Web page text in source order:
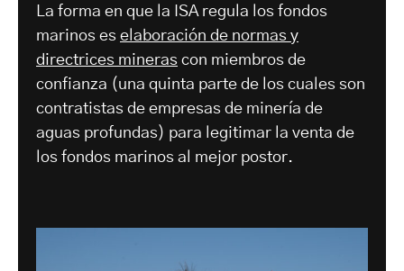
La forma en que la ISA regula los fondos
marinos es elaboración de normas y
directrices mineras con miembros de
confianza (una quinta parte de los cuales son
contratistas de empresas de minería de
aguas profundas) para legitimar la venta de
los fondos marinos al mejor postor.